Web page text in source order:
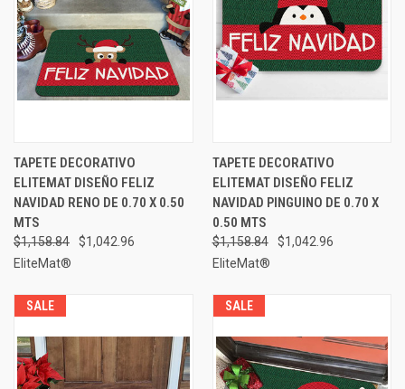
TAPETE DECORATIVO
ELITEMAT DISEÑO FELIZ
NAVIDAD RENO DE 0.70 X 0.50
MTS
$1,158.84
$1,042.96
EliteMat®
TAPETE DECORATIVO
ELITEMAT DISEÑO FELIZ
NAVIDAD PINGUINO DE 0.70 X
0.50 MTS
$1,158.84
$1,042.96
EliteMat®
SALE SALE